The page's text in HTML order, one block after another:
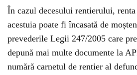
În cazul decesului rentierului,
acestuia poate fi încasată de
prevederile Legii 247/2005 care
depună mai multe documente la
numără carnetul de rentier al